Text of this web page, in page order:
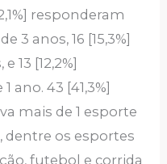
responderam
3 anos, 16 [15,3%]
13 [12,2%]
ano. 43 [41,3%]
mais de 1 esporte
dentre os esportes
futebol e corrida